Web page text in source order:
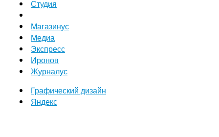
Студия
Магазинус
Медиа
Экспресс
Иронов
Журналус
Графический дизайн
Яндекс